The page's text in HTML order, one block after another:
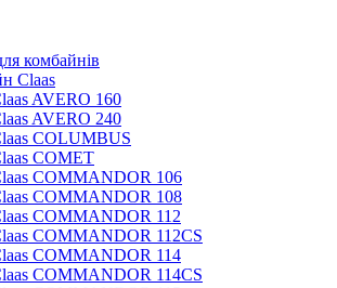
комбайнів
Claas
AVERO 160
AVERO 240
COLUMBUS
COMET
COMMANDOR 106
COMMANDOR 108
COMMANDOR 112
COMMANDOR 112CS
COMMANDOR 114
COMMANDOR 114CS